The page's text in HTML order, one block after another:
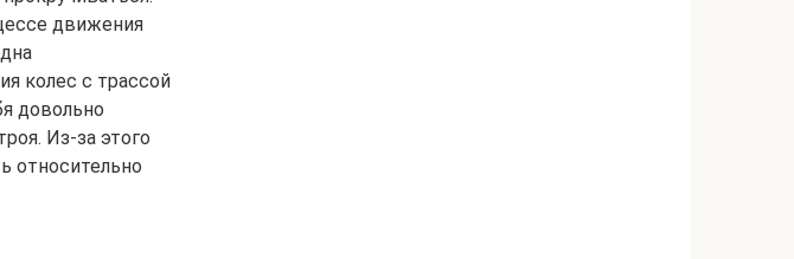
движения
колес с трассой
довольно
Из-за этого
относительно